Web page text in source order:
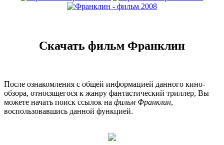
Скачать фильм Франклин
После ознакомления с общей информацией данного кино-
обзора, относящегося к жанру фантастический триллер, Вы
можете начать поиск ссылок на фильм Франклин,
воспользовавшись данной функцией.